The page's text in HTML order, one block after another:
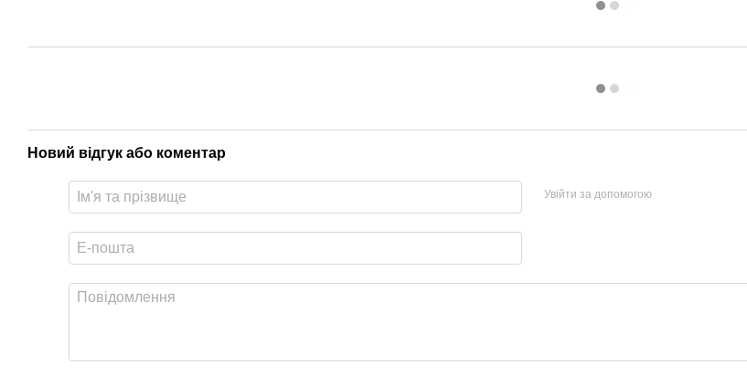
Новий відгук або коментар
Увійти за допомогою